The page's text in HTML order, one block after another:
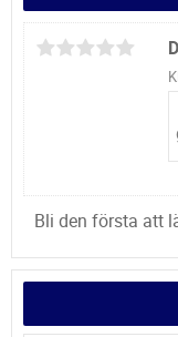
Bli den första att